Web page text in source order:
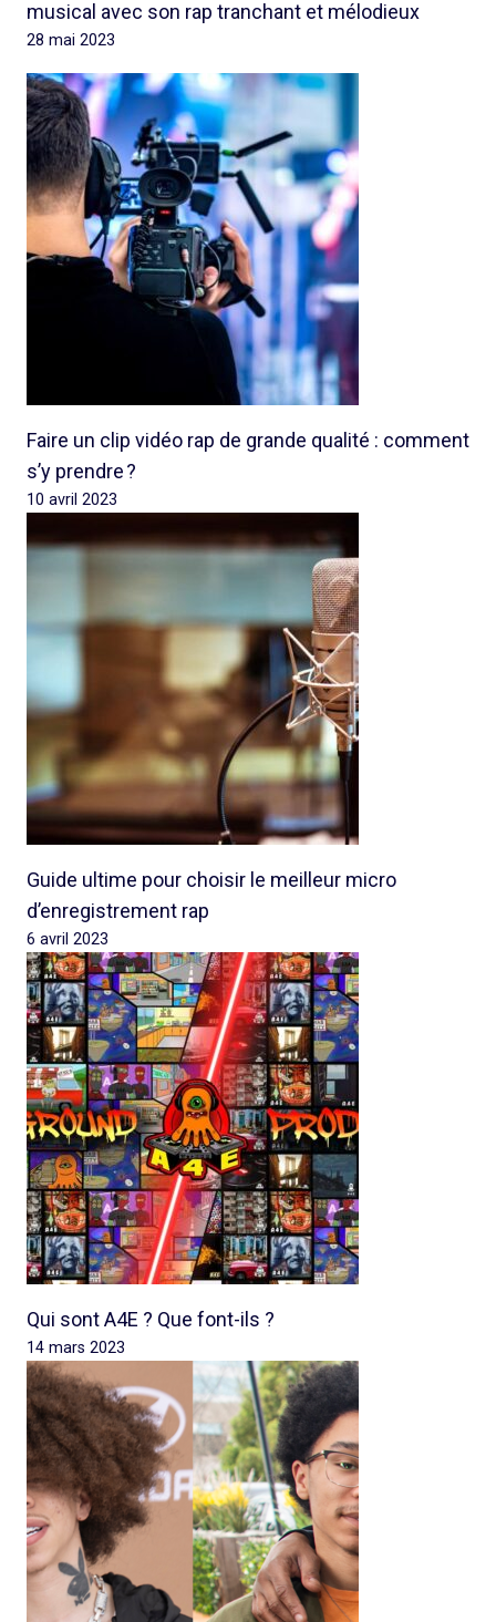
musical avec son rap tranchant et mélodieux
28 mai 2023
Faire un clip vidéo rap de grande qualité : comment
s’y prendre ?
10 avril 2023
Guide ultime pour choisir le meilleur micro
d’enregistrement rap
6 avril 2023
Qui sont A4E ? Que font-ils ?
14 mars 2023